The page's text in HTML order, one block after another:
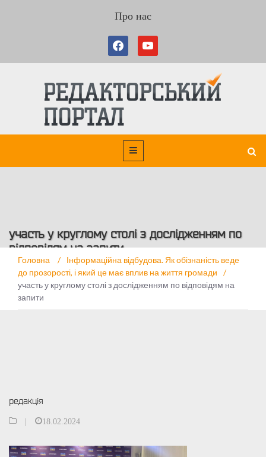
Про нас
участь у круглому столі з дослідженням по
відповідям на запити
Головна /
Інформаційна відбудова. Як обізнаність веде
до прозорості, і який це має вплив на життя громади
/
участь у круглому столі з дослідженням по відповідям на
запити
редакція
18.02.2024